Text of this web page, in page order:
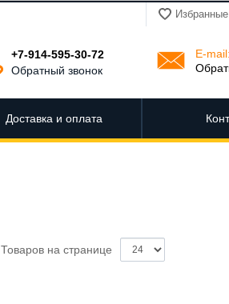
+7-914-595-30-72
Обратный звонок
E-mail:
Доставка и оплата
Товаров на странице